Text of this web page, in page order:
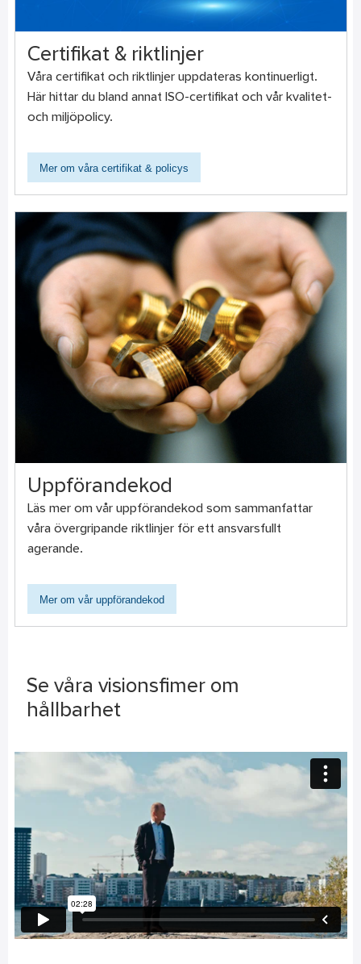
Certifikat & riktlinjer
Våra certifikat och riktlinjer uppdateras kontinuerligt.
Här hittar du bland annat ISO-certifikat och vår kvalitet-
och miljöpolicy.
Mer om våra certifikat & policys
Uppförandekod
Läs mer om vår uppförandekod som sammanfattar
våra övergripande riktlinjer för ett ansvarsfullt
agerande.
Mer om vår uppförandekod
Se våra visionsfimer om
hållbarhet